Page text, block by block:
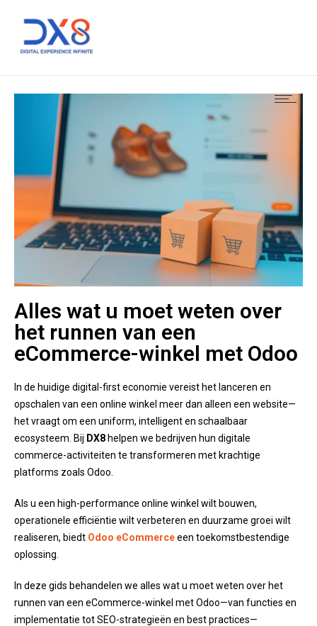
Alles wat u moet weten over
het runnen van een
eCommerce-winkel met Odoo
In de huidige digital-first economie vereist het lanceren en
opschalen van een online winkel meer dan alleen een website—
het vraagt om een uniform, intelligent en schaalbaar
ecosysteem. Bij DX8 helpen we bedrijven hun digitale
commerce-activiteiten te transformeren met krachtige
platforms zoals Odoo.
Als u een high-performance online winkel wilt bouwen,
operationele efficiëntie wilt verbeteren en duurzame groei wilt
realiseren, biedt Odoo eCommerceeen toekomstbestendige
oplossing.
In deze gids behandelen we alles wat u moet weten over het
runnen van een eCommerce-winkel met Odoo—van functies en
implementatie tot SEO-strategieën en best practices—